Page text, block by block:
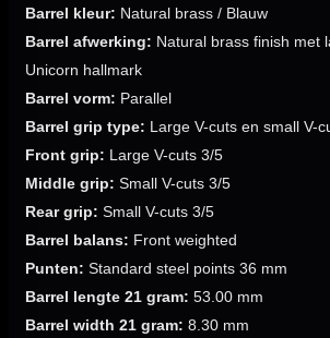
Barrel kleur: Natural brass / Blauw
Barrel afwerking: Natural brass finish met
Unicorn hallmark
Barrel vorm: Parallel
Barrel grip type: Large V-cuts en small V-
Front grip: Large V-cuts 3/5
Middle grip: Small V-cuts 3/5
Rear grip: Small V-cuts 3/5
Barrel balans: Front weighted
Punten: Standard steel points 36 mm
Barrel lengte 21 gram: 53.00 mm
Barrel width 21 gram: 8.30 mm